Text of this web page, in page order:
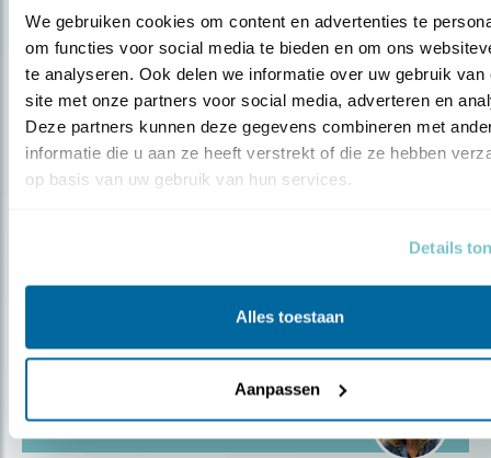
We gebruiken cookies om content en advertenties te
om functies voor social media te bieden en om ons
te analyseren. Ook delen we informatie over uw gebruik van
site met onze partners voor social media, adverteren en
Deze partners kunnen deze gegevens combineren met
informatie die u aan ze heeft verstrekt of die ze hebben
op basis van uw gebruik van hun services.
Details
Alles toestaan
Aanpassen
‘BETROKKEN BIJ DE VOGELS EN
VOGELBESCHER..
Door Ellis Samsom